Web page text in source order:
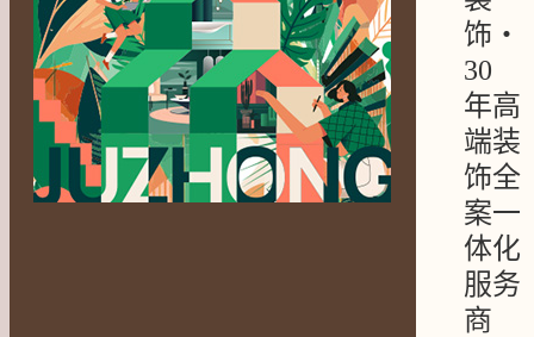
饰・
30
年高
端装
饰全
案一
体化
服务
商